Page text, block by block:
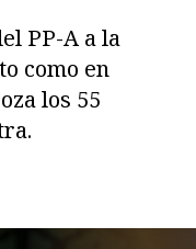
PP-A a la
como en
los 55